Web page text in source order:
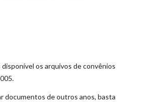
os arquivos de convênios
documentos de outros anos, basta